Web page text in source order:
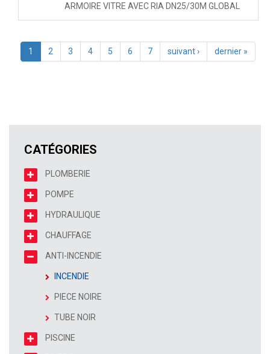
ARMOIRE VITRE AVEC RIA DN25/30M GLOBAL
1 2 3 4 5 6 7 suivant › dernier »
CATÉGORIES
PLOMBERIE
POMPE
HYDRAULIQUE
CHAUFFAGE
ANTI-INCENDIE
INCENDIE
PIECE NOIRE
TUBE NOIR
PISCINE